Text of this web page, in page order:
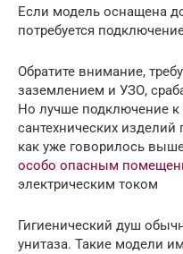
Если модель оснащена
потребуется
Обратите внимание,
заземлением и УЗО,
Но лучше подключение к
сантехнических изделий
как уже говорилось
особо опасным
электрическим током
Гигиенический душ
унитаза. Такие модели